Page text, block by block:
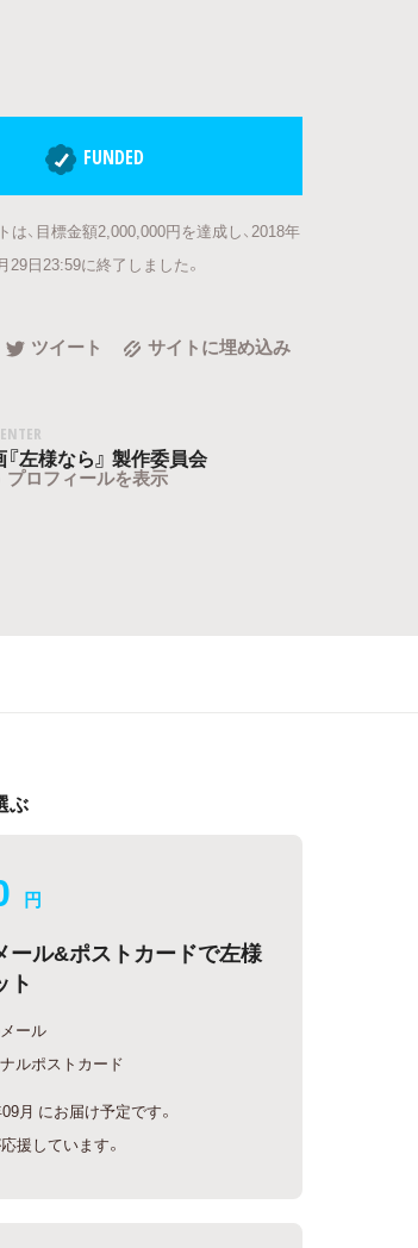
FUNDED
は、目標金額2,000,000円を達成し、2018年
29日23:59に終了しました。
ツイート サイトに埋め込み
左様なら』 製作委員会
プロフィールを表示
ぶ
円
ール&ポストカードで左様
ト
ール
ルポストカード
月 にお届け予定です。
援しています。